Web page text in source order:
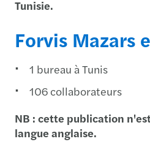
Tunisie.
Forvis Mazars
1 bureau à Tunis
106 collaborateurs
NB : cette publication
langue anglaise.